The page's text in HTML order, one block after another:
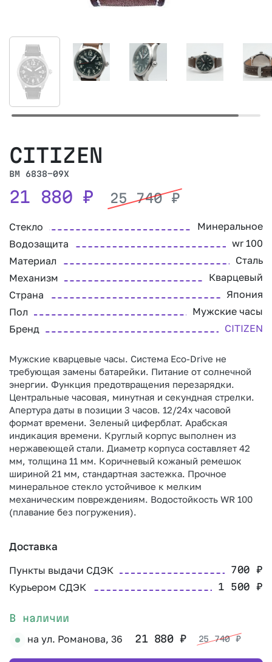
CITIZEN
BM 6838-09X
21 880 ₽ 25 740₽
Стекло
Минеральное
Водозащита
wr 100
Материал
Сталь
Механизм
Кварцевый
Страна
Япония
Пол
Мужские часы
Бренд
CITIZEN
Мужские кварцевые часы. Система Eco-Drive не
требующая замены батарейки. Питание от солнечной
энергии. Функция предотвращения перезарядки.
Центральные часовая, минутная и секундная стрелки.
Апертура даты в позиции 3 часов. 12/24х часовой
формат времени. Зеленый циферблат. Арабская
индикация времени. Круглый корпус выполнен из
нержавеющей стали. Диаметр корпуса составляет 42
мм, толщина 11 мм. Коричневый кожаный ремешок
шириной 21 мм, стандартная застежка. Прочное
минеральное стекло устойчивое к мелким
механическим повреждениям. Водостойкость WR 100
(плавание без погружения).
Доставка
Пункты выдачи СДЭК 700₽
Курьером СДЭК 1 500₽
В наличии
на ул. Романова, 36 21 880₽ 25 740₽